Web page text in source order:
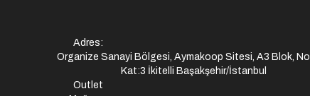
Adres:
Organize Sanayi Bölgesi, Aymakoop Sitesi, A3 Blok,
Kat:3 İkitelli Başakşehir/İstanbul
Outlet